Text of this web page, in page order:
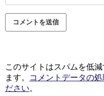
このサイトはスパムを低
ます。
コメントデータの
ださい。